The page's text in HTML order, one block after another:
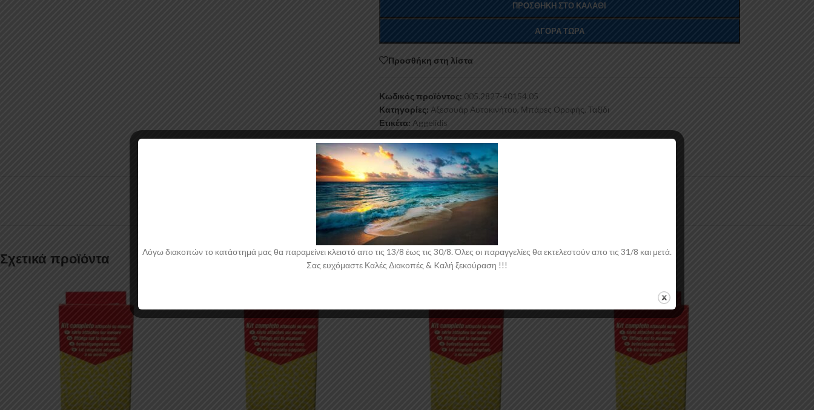
ΠΡΟΣΘΉΚΗ ΣΤΟ ΚΑΛΆΘΙ
ΑΓΟΡΆ ΤΏΡΑ
Προσθήκη στη λίστα
Κωδικός προϊόντος: 005.2827-40154.05
Κατηγορίες: Αξεσουάρ Αυτοκινήτου, Μπάρες Οροφής, Ταξίδι
Ετικέτα: Aggelidis
Ακολουθήστε:
Σχετικά προϊόντα
Λόγω διακοπών το κατάστημά μας θα παραμείνει κλειστό απο τις 13/8 έως τις 30/8. Όλες οι παραγγελίες θα εκτελεστούν απο τις 31/8 και μετά.
Σας ευχόμαστε Καλές Διακοπές & Kαλή ξεκούραση !!!